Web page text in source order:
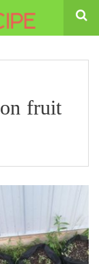
fruit